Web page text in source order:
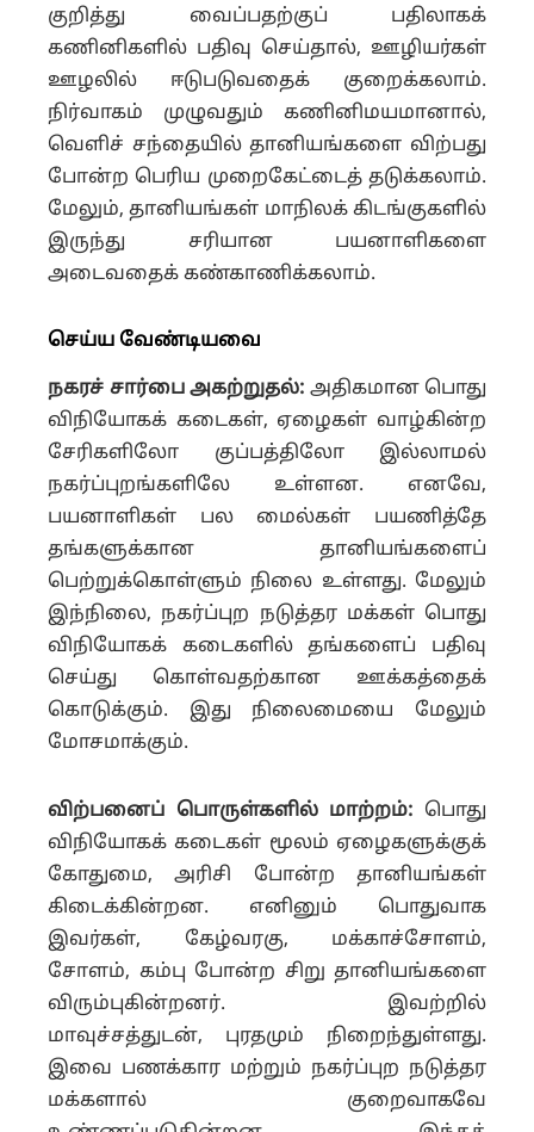
குறித்து வைப்பதற்குப் பதிலாகக்
கணினிகளில் பதிவு செய்தால், ஊழியர்கள்
ஊழலில் ஈடுபடுவதைக் குறைக்கலாம்.
நிர்வாகம் முழுவதும் கணினிமயமானால்,
வெளிச் சந்தையில் தானியங்களை விற்பது
போன்ற பெரிய முறைகேட்டைத் தடுக்கலாம்.
மேலும், தானியங்கள் மாநிலக் கிடங்குகளில்
இருந்து சரியான பயனாளிகளை
அடைவதைக் கண்காணிக்கலாம்.
செய்ய வேண்டியவை
நகரச் சார்பை அகற்றுதல்: அதிகமான பொது
விநியோகக் கடைகள், ஏழைகள் வாழ்கின்ற
சேரிகளிலோ குப்பத்திலோ இல்லாமல்
நகர்ப்புறங்களிலே உள்ளன. எனவே,
பயனாளிகள் பல மைல்கள் பயணித்தே
தங்களுக்கான தானியங்களைப்
பெற்றுக்கொள்ளும் நிலை உள்ளது. மேலும்
இந்நிலை, நகர்ப்புற நடுத்தர மக்கள் பொது
விநியோகக் கடைகளில் தங்களைப் பதிவு
செய்து கொள்வதற்கான ஊக்கத்தைக்
கொடுக்கும். இது நிலைமையை மேலும்
மோசமாக்கும்.
விற்பனைப் பொருள்களில் மாற்றம்: பொது
விநியோகக் கடைகள் மூலம் ஏழைகளுக்குக்
கோதுமை, அரிசி போன்ற தானியங்கள்
கிடைக்கின்றன. எனினும் பொதுவாக
இவர்கள், கேழ்வரகு, மக்காச்சோளம்,
சோளம், கம்பு போன்ற சிறு தானியங்களை
விரும்புகின்றனர். இவற்றில்
மாவுச்சத்துடன், புரதமும் நிறைந்துள்ளது.
இவை பணக்கார மற்றும் நகர்ப்புற நடுத்தர
மக்களால் குறைவாகவே